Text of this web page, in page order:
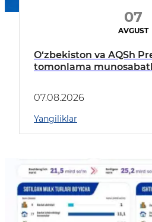
07
AVGUST
O‘zbekiston va AQSh
tomonlama
07.08.2026
Yangiliklar